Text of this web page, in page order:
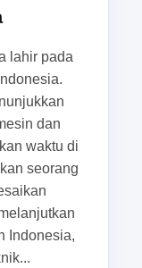
artikel ini,
forklift
untuk
konstruksi,
vital.
lahir pada
dan
waktu di
seorang
Indonesia,